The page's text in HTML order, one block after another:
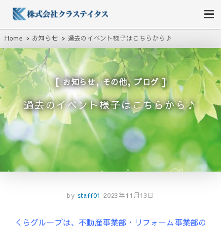
株式会社クラステイタス
地域のコミュニティーを大切にする企業
Home お知らせ 過去のイベント様子はこちらから♪
お知らせ,その他, ブログ
過去のイベント様子はこちらから♪
by staff01 2023年11月13日
くらグループは、不動産事業部・リフォーム事業部の